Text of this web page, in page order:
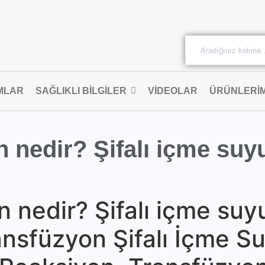
SAĞLIKLI BILGILER VIDEOLAR
nedir? Şifalı içme
nedir? Şifalı içme
Şifalı İçme